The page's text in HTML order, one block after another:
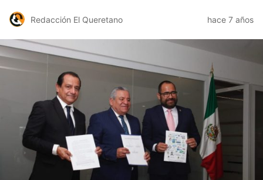
Redacción El Queretano hace 7 años